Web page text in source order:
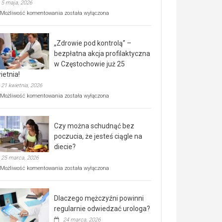
5 maja, 2026
Możliwość komentowania Rusza
rehabilitacji
dla
seniorów!
została wyłączona
„Zdrowie pod kontrolą” –
bezpłatna akcja profilaktyczna
w Częstochowie już 25
21 kwietnia, 2026
Możliwość komentowania „Zdrowie
bezpłatna
akcja
profilaktyczna
w
już
kwietnia!
została wyłączona
Czy można schudnąć bez
poczucia, że jesteś ciągle na
diecie?
25 marca, 2026
Możliwość komentowania Czy
poczucia,
że
została wyłączona
Dlaczego mężczyźni powinni
regularnie odwiedzać urologa?
24 marca, 2026